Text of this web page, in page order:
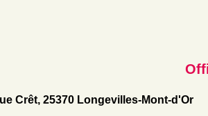
Crêt, 25370 Longevilles-Mont-d'Or